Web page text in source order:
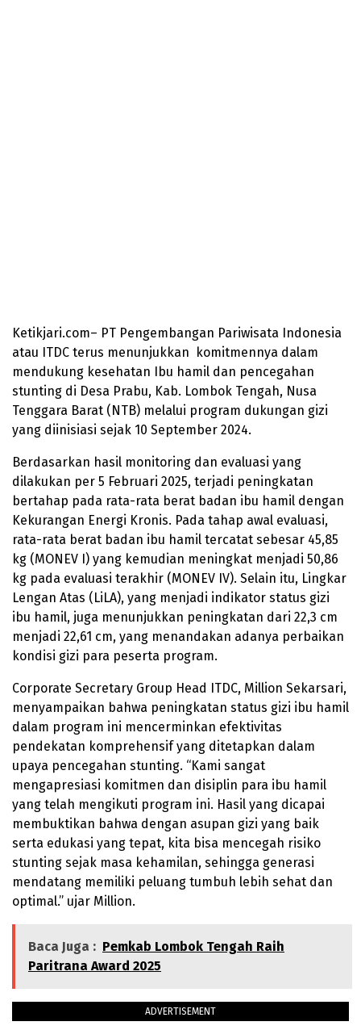
Ketikjari.com– PT Pengembangan Pariwisata Indonesia
atau ITDC terus menunjukkan komitmennya dalam
mendukung kesehatan Ibu hamil dan pencegahan
stunting di Desa Prabu, Kab. Lombok Tengah, Nusa
Tenggara Barat (NTB) melalui program dukungan gizi
yang diinisiasi sejak 10 September 2024.
Berdasarkan hasil monitoring dan evaluasi yang
dilakukan per 5 Februari 2025, terjadi peningkatan
bertahap pada rata-rata berat badan ibu hamil dengan
Kekurangan Energi Kronis. Pada tahap awal evaluasi,
rata-rata berat badan ibu hamil tercatat sebesar 45,85
kg (MONEV I) yang kemudian meningkat menjadi 50,86
kg pada evaluasi terakhir (MONEV IV). Selain itu, Lingkar
Lengan Atas (LiLA), yang menjadi indikator status gizi
ibu hamil, juga menunjukkan peningkatan dari 22,3 cm
menjadi 22,61 cm, yang menandakan adanya perbaikan
kondisi gizi para peserta program.
Corporate Secretary Group Head ITDC, Million Sekarsari,
menyampaikan bahwa peningkatan status gizi ibu hamil
dalam program ini mencerminkan efektivitas
pendekatan komprehensif yang ditetapkan dalam
upaya pencegahan stunting. “Kami sangat
mengapresiasi komitmen dan disiplin para ibu hamil
yang telah mengikuti program ini. Hasil yang dicapai
membuktikan bahwa dengan asupan gizi yang baik
serta edukasi yang tepat, kita bisa mencegah risiko
stunting sejak masa kehamilan, sehingga generasi
mendatang memiliki peluang tumbuh lebih sehat dan
optimal.” ujar Million.
Baca Juga : Pemkab Lombok Tengah Raih
Paritrana Award 2025
ADVERTISEMENT